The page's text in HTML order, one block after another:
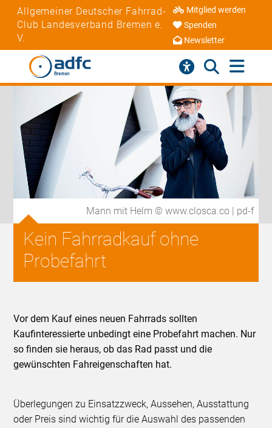
Allgemeiner Deutscher Fahrrad-
Club Landesverband Bremen e.
V.
Mitglied werden
Spenden
Newsletter
Mann mit Helm © www.closca.co | pd-f
Kein Fahrradkauf ohne
Probefahrt
Vor dem Kauf eines neuen Fahrrads sollten
Kaufinteressierte unbedingt eine Probefahrt machen. Nur
so finden sie heraus, ob das Rad passt und die
gewünschten Fahreigenschaften hat.
Überlegungen zu Einsatzzweck, Aussehen, Ausstattung
oder Preis sind wichtig für die Auswahl des passenden